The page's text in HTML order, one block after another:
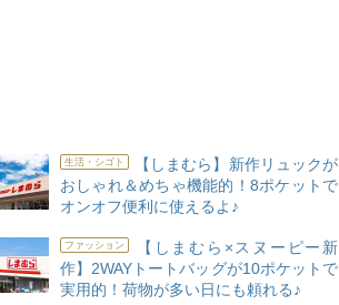
生活・シゴト
【しまむら】新作リュックが
おしゃれ＆めちゃ機能的！8ポケットで
オンオフ便利に使えるよ♪
ファッション
【しまむら×スヌーピー新
作】2WAYトートバッグが10ポケットで
実用的！荷物が多い日にも頼れる♪